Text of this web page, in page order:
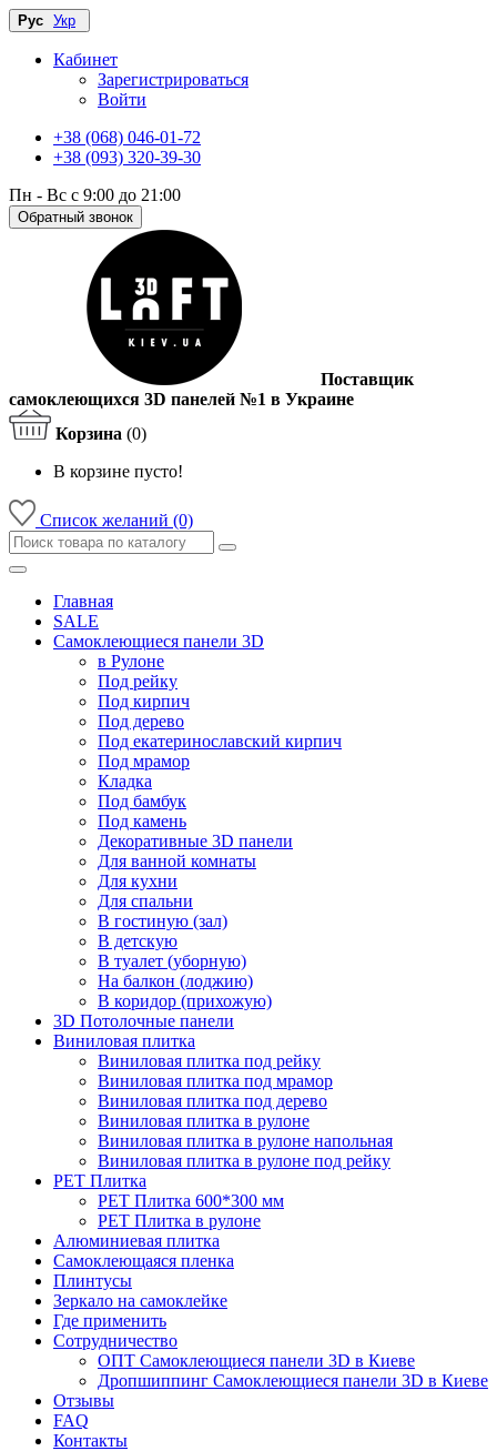
Рус Укр
Кабинет
Зарегистрироваться
Войти
+38 (068) 046-01-72
+38 (093) 320-39-30
Пн - Вс с 9:00 до 21:00
Обратный звонок
Поставщик
самоклеющихся 3D панелей №1 в Украине
Корзина (0)
В корзине пусто!
Список желаний (0)
Главная
SALE
Самоклеющиеся панели 3D
в Рулоне
Под рейку
Под кирпич
Под дерево
Под екатеринославский кирпич
Под мрамор
Кладка
Под бамбук
Под камень
Декоративные 3D панели
Для ванной комнаты
Для кухни
Для спальни
В гостиную (зал)
В детскую
В туалет (уборную)
На балкон (лоджию)
В коридор (прихожую)
3D Потолочные панели
Виниловая плитка
Виниловая плитка под рейку
Виниловая плитка под мрамор
Виниловая плитка под дерево
Виниловая плитка в рулоне
Виниловая плитка в рулоне напольная
Виниловая плитка в рулоне под рейку
PET Плитка
PET Плитка 600*300 мм
PET Плитка в рулоне
Алюминиевая плитка
Самоклеющаяся пленка
Плинтусы
Зеркало на самоклейке
Где применить
Сотрудничество
ОПТ Самоклеющиеся панели 3D в Киеве
Дропшиппинг Самоклеющиеся панели 3D в Киеве
Отзывы
FAQ
Контакты